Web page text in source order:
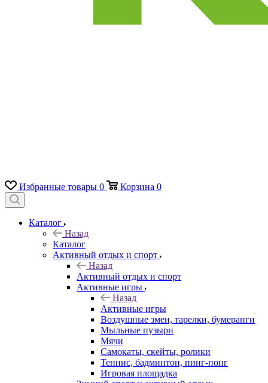
Избранные товары 0 Корзина 0
Каталог
Назад
Каталог
Активный отдых и спорт
Назад
Активный отдых и спорт
Активные игры
Назад
Активные игры
Воздушные змеи, тарелки, бумеранги
Мыльные пузыри
Мячи
Самокаты, скейты, ролики
Теннис, бадминтон, пинг-понг
Игровая площадка